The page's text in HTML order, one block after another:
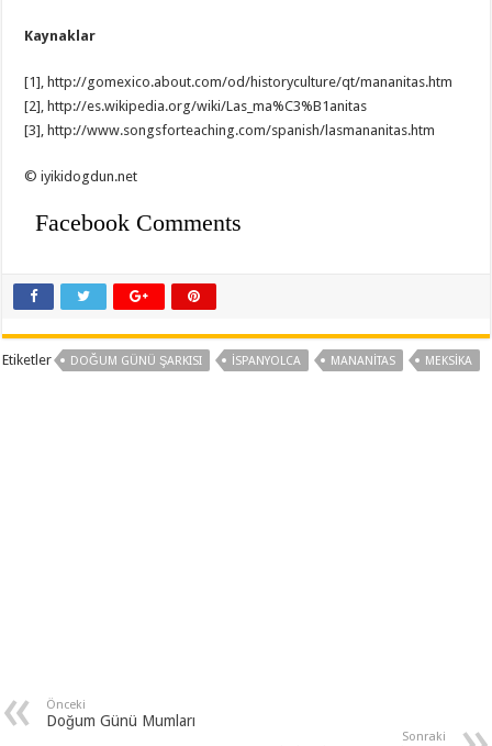
Kaynaklar
[1], http://gomexico.about.com/od/historyculture/qt/mananitas.htm
[2], http://es.wikipedia.org/wiki/Las_ma%C3%B1anitas
[3], http://www.songsforteaching.com/spanish/lasmananitas.htm
© iyikidogdun.net
Facebook Comments
Etiketler DOĞUM GÜNÜ ŞARKISI ISPANYOLCA MANANITAS MEKSIKA
Önceki
Doğum Günü Mumları
Sonraki